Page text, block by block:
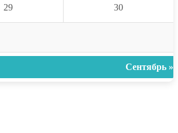
29 30
Сентябрь »